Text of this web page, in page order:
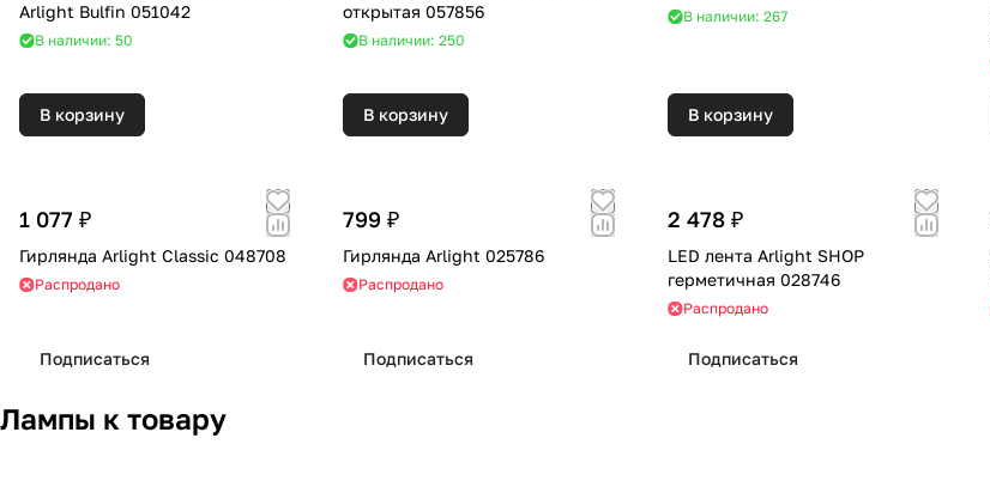
Arlight Bulfin 051042
В наличии: 50
В корзину
открытая 057856
В наличии: 250
В корзину
В наличии: 267
В корзину
1 077 ₽
Гирлянда Arlight Classic 048708
Распродано
Подписаться
799 ₽
Гирлянда Arlight 025786
Распродано
Подписаться
2 478 ₽
LED лента Arlight SHOP
герметичная 028746
Распродано
Подписаться
Лампы к товару